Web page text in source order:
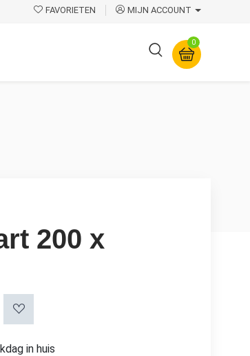
FAVORIETEN MIJN ACCOUNT
0
200 x
in huis